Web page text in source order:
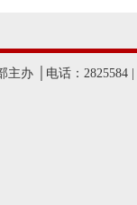
主办 │电话：2825584